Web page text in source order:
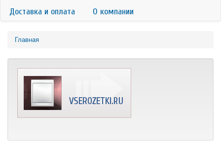
Доставка и оплата
О компании
Главная